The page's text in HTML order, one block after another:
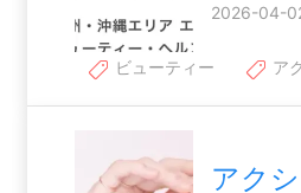
2026-04-
ビューティー ア
アク